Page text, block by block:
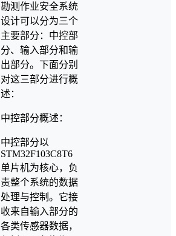
勘测作业安全系统
设计可以分为三个
主要部分：中控部
分、输入部分和输
出部分。下面分别
对这三部分进行概
述：
中控部分概述：
中控部分以
STM32F103C8T6
单片机为核心，负
责整个系统的数据
处理与控制。它接
收来自输入部分的
各类传感器数据，